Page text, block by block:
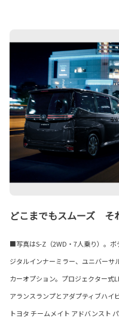
どこまでもスムーズ そ
■写真はS-Z（2WD・7人乗り）。
ジタルインナーミラー、ユニバーサ
カーオプション。プロジェクター式
アランスランプとアダプティブハイ
トヨタ チームメイト アドバンスト